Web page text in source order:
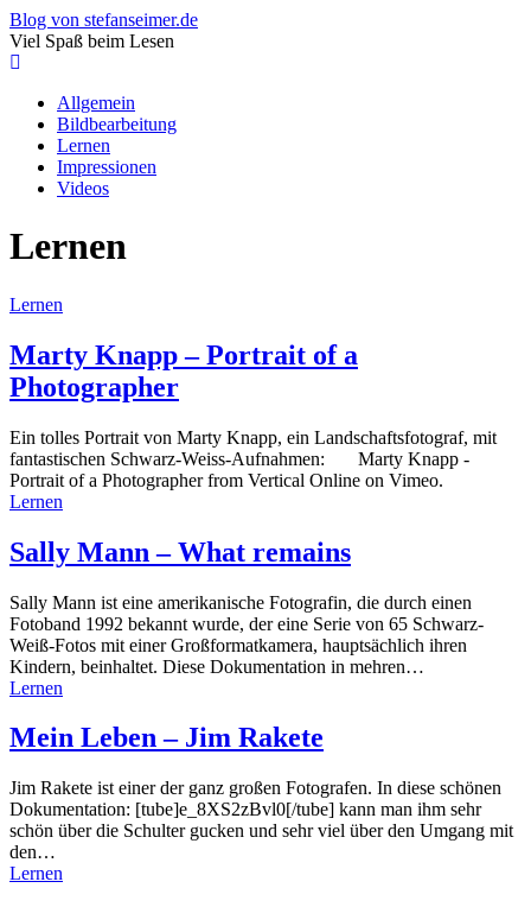
Blog von stefanseimer.de
Viel Spaß beim Lesen
Allgemein
Bildbearbeitung
Lernen
Impressionen
Videos
Lernen
Lernen
Marty Knapp – Portrait of a
Photographer
Ein tolles Portrait von Marty Knapp, ein Landschaftsfotograf, mit
fantastischen Schwarz-Weiss-Aufnahmen: Marty Knapp -
Portrait of a Photographer from Vertical Online on Vimeo.
Lernen
Sally Mann – What remains
Sally Mann ist eine amerikanische Fotografin, die durch einen
Fotoband 1992 bekannt wurde, der eine Serie von 65 Schwarz-
Weiß-Fotos mit einer Großformatkamera, hauptsächlich ihren
Kindern, beinhaltet. Diese Dokumentation in mehren…
Lernen
Mein Leben – Jim Rakete
Jim Rakete ist einer der ganz großen Fotografen. In diese schönen
Dokumentation: [tube]e_8XS2zBvl0[/tube] kann man ihm sehr
schön über die Schulter gucken und sehr viel über den Umgang mit
den…
Lernen